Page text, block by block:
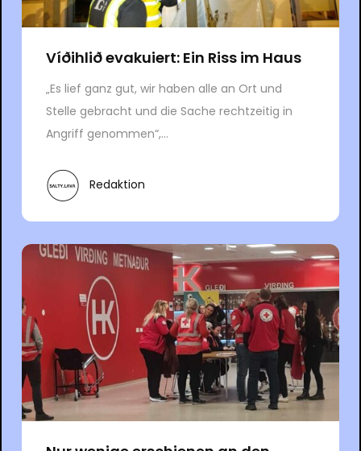
Víðihlið evakuiert: Ein Riss im Haus
„Es lief ganz gut, wir haben alle an Ort und
Stelle gebracht und die Sache rechtzeitig in
Angriff genommen“,...
Redaktion